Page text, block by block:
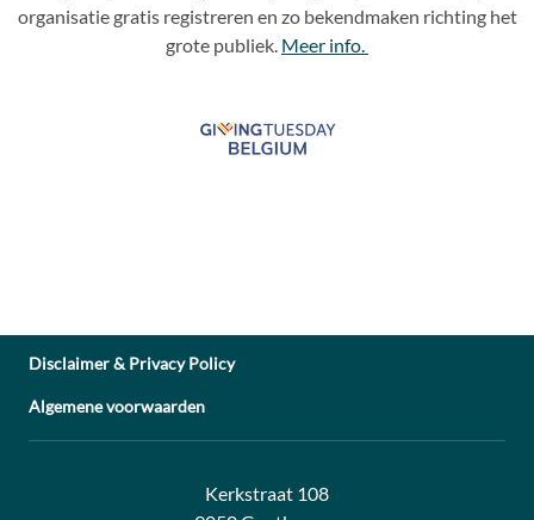
organisatie gratis registreren en zo bekendmaken richting het
grote publiek. Meer info.
Disclaimer & Privacy Policy
Algemene voorwaarden
Contact:
Address:
Kerkstraat 108